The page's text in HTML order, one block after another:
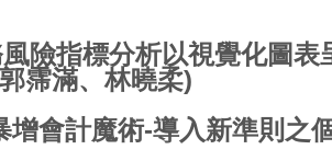
險指標分析以視覺化圖表
滿、林曉柔)
會計魔術-導入新準則之